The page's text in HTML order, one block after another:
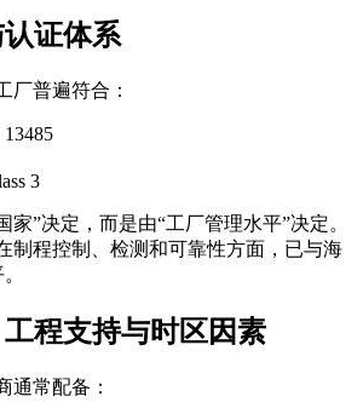
证体系
厂普遍符合：
3
家”决定，而是由“工厂管理水平”决定。
制程控制、检测和可靠性方面，已与海
程支持与时区因素
通常配备：